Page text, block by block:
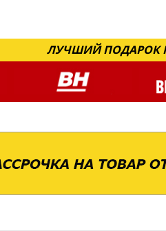
ЛУЧШИЙ ПОДАРОК